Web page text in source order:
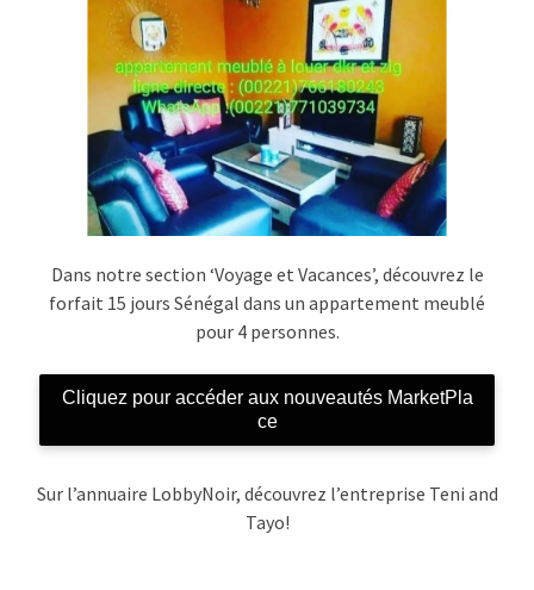
Dans notre section ‘Voyage et Vacances’, découvrez le
forfait 15 jours Sénégal dans un appartement meublé
pour 4 personnes.
Cliquez pour accéder aux nouveautés MarketPla
ce
Sur l’annuaire LobbyNoir, découvrez l’entreprise Teni and
Tayo!